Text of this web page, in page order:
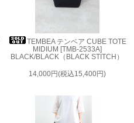
TEMBEA テンベア CUBE TOTE
MIDIUM [TMB-2533A]
BLACK/BLACK（BLACK STITCH）
14,000円(税込15,400円)